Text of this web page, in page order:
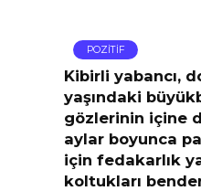
POZİTİF
Kibirli yabancı,
yaşındaki
gözlerinin içine
aylar boyunca
için fedakarlık
koltukları